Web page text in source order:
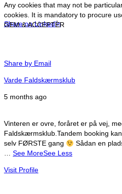
Share on LinkedIn
Share by Email
Varde Faldskærmsklub
5 months ago
Vinteren er ovre, foråret er på vej,
Faldskærmsklub.Tandem booking
selv FØRSTE gang
Sådan en
… See MoreSee Less
Visit Profile
Any cookies that may not be
cookies. It is mandatory to procure
GEM & ACCEPTÈR